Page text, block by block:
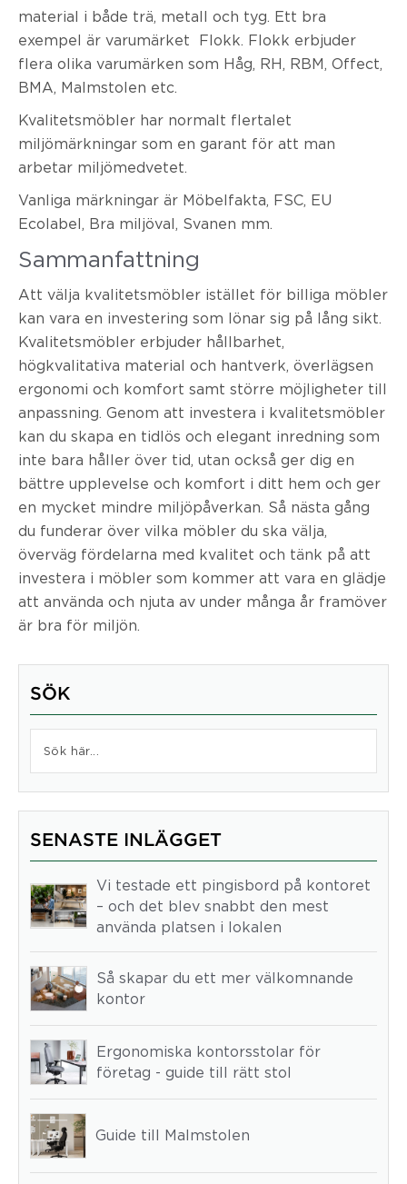
material i både trä, metall och tyg. Ett bra
exempel är varumärket Flokk. Flokk erbjuder
flera olika varumärken som Håg, RH, RBM, Offect,
BMA, Malmstolen etc.
Kvalitetsmöbler har normalt flertalet
miljömärkningar som en garant för att man
arbetar miljömedvetet.
Vanliga märkningar är Möbelfakta, FSC, EU
Ecolabel, Bra miljöval, Svanen mm.
Sammanfattning
Att välja kvalitetsmöbler istället för billiga möbler
kan vara en investering som lönar sig på lång sikt.
Kvalitetsmöbler erbjuder hållbarhet,
högkvalitativa material och hantverk, överlägsen
ergonomi och komfort samt större möjligheter till
anpassning. Genom att investera i kvalitetsmöbler
kan du skapa en tidlös och elegant inredning som
inte bara håller över tid, utan också ger dig en
bättre upplevelse och komfort i ditt hem och ger
en mycket mindre miljöpåverkan. Så nästa gång
du funderar över vilka möbler du ska välja,
överväg fördelarna med kvalitet och tänk på att
investera i möbler som kommer att vara en glädje
att använda och njuta av under många år framöver
är bra för miljön.
SÖK
SENASTE INLÄGGET
Vi testade ett pingisbord på kontoret
– och det blev snabbt den mest
använda platsen i lokalen
Så skapar du ett mer välkomnande
kontor
Ergonomiska kontorsstolar för
företag - guide till rätt stol
Guide till Malmstolen